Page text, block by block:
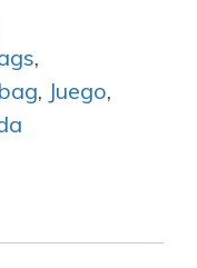
,
, Juego,